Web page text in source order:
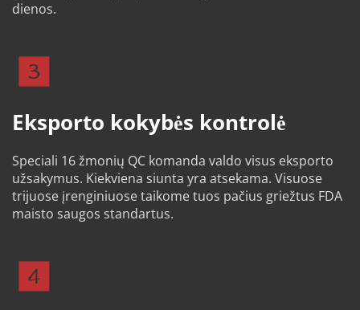
dienos.
Eksporto kokybės kontrolė
Speciali 16 žmonių QC komanda valdo visus eksporto
užsakymus. Kiekviena siunta yra atsekama. Visuose
trijuose įrenginiuose taikome tuos pačius griežtus FDA
maisto saugos standartus.